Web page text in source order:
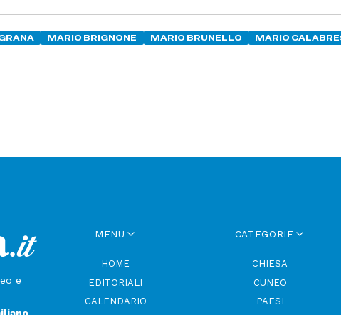
MARIO BRIGNONE MARIO BRUNELLO
MARIO
e
MENU
HOME
EDITORIALI
CALENDARIO
CATEGORIE
CHIESA
CUNEO
PAESI